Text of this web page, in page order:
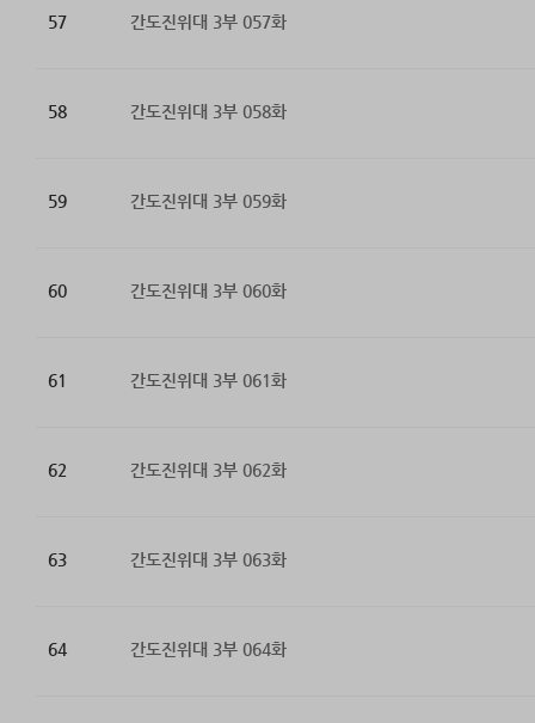
57 간도진위대 3부 057화
58 간도진위대 3부 058화
59 간도진위대 3부 059화
60 간도진위대 3부 060화
61 간도진위대 3부 061화
62 간도진위대 3부 062화
63 간도진위대 3부 063화
64 간도진위대 3부 064화